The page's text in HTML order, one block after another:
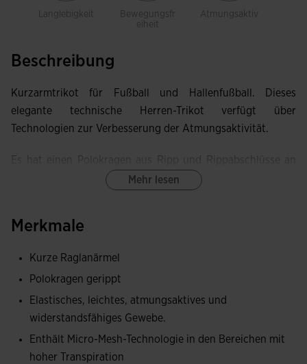
Langlebigkeit
Bewegungsfr
eiheit
Atmungsaktiv
Beschreibung
Kurzarmtrikot für Fußball und Hallenfußball. Dieses
elegante technische Herren-Trikot verfügt über
Technologien zur Verbesserung der Atmungsaktivität.
Es hat einen Polokragen aus Ripp und Rippabschlüsse an
den Ärmelenden für bessere Anpassung.
Leichtigkeit, Haltbarkeit und ausgezeichnete
Schweißbildung wurde die MICRO-MESH SYSTEM-
Technologie angewendet, um die Feuchtigkeit zu
regulieren.
Mehr lesen
Merkmale
Kurze Raglanärmel
Polokragen gerippt
Elastisches, leichtes, atmungsaktives und
widerstandsfähiges Gewebe.
Enthält Micro-Mesh-Technologie in den Bereichen mit
hoher Transpiration